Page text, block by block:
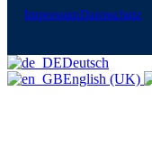
ImpressumDatenschutz
Deutsch
English (UK)